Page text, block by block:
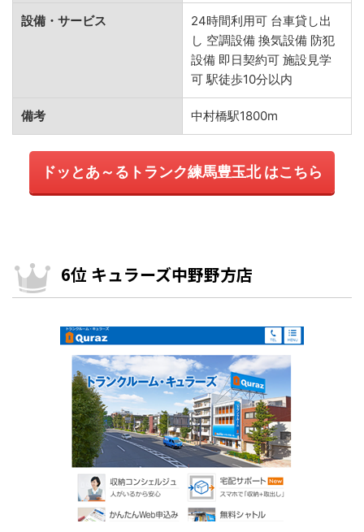
設備・サービス
24時間利用可 台車貸し出
し 空調設備 換気設備 防犯
設備 即日契約可 施設見学
可 駅徒歩10分以内
備考 中村橋駅1800m
ドッとあ～るトランク練馬豊玉北 はこちら
6位 キュラーズ中野野方店